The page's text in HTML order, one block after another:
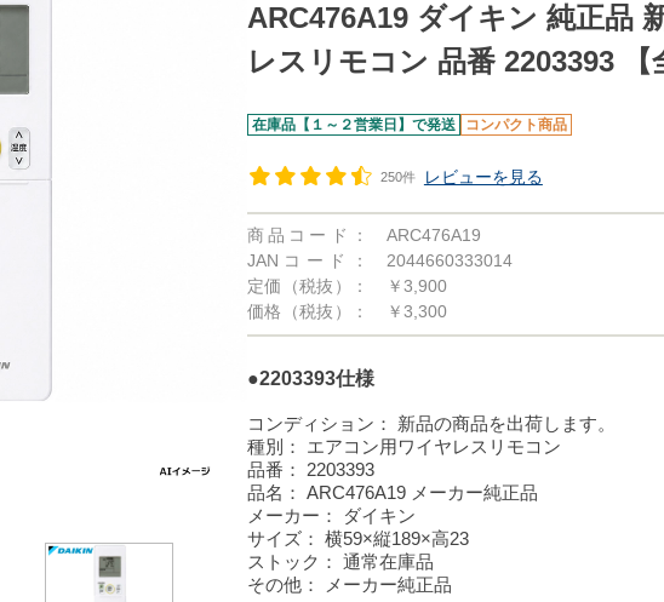
ARC476A19 ダイキン 純正品
レスリモコン 品番 2203393 【
在庫品【１～２営業日】で発送 コンパクト商品
250件 レビューを見る
商品コード：
ARC476A19
JANコード：
2044660333014
定価（税抜）：
￥3,900
価格（税抜）：
￥3,300
●2203393仕様
コンディション：
新品の商品を出荷します。
種別：
エアコン用ワイヤレスリモコン
品番：
2203393
品名： ARC476A19 メーカー純正品
メーカー：
ダイキン
サイズ： 横59×縦189×高23
ストック： 通常在庫品
その他：
メーカー純正品